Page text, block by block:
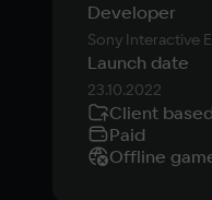
Developer
Sony Interactive
Launch date
23.10.2022
Client based
Paid
Offline